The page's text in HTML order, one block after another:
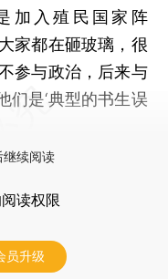
加入殖民国家阵
家都在砸玻璃，很
参与政治，后来与
们是‘典型的书生误
继续阅读
读权限
员升级